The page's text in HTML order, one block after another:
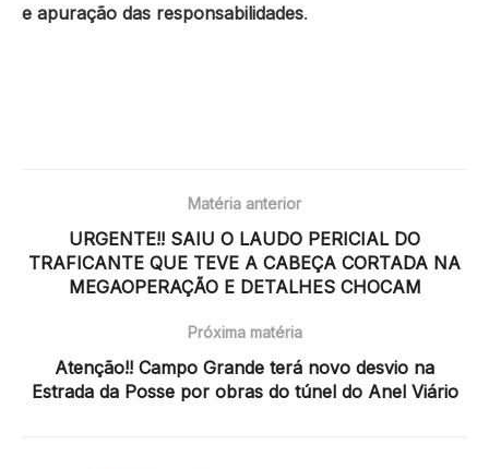
e apuração das responsabilidades.
Matéria anterior
URGENTE!! SAIU O LAUDO PERICIAL DO
TRAFICANTE QUE TEVE A CABEÇA CORTADA NA
MEGAOPERAÇÃO E DETALHES CHOCAM
Próxima matéria
Atenção!! Campo Grande terá novo desvio na
Estrada da Posse por obras do túnel do Anel Viário